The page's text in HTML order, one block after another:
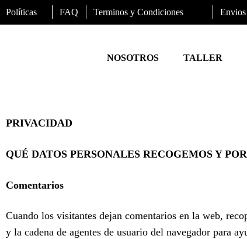
Políticas FAQ Terminos y Condiciones Envios
NOSOTROS TALLER
PRIVACIDAD
QUÉ DATOS PERSONALES RECOGEMOS Y
Comentarios
Cuando los visitantes dejan comentarios en la web,
y la cadena de agentes de usuario del navegador para